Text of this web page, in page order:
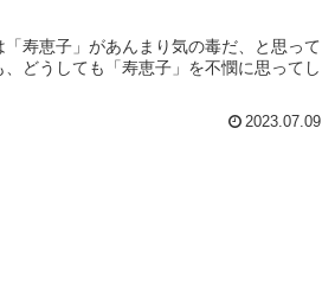
寿恵子」があんまり気の毒だ、と思って
どうしても「寿恵子」を不憫に思ってし
2023.07.09